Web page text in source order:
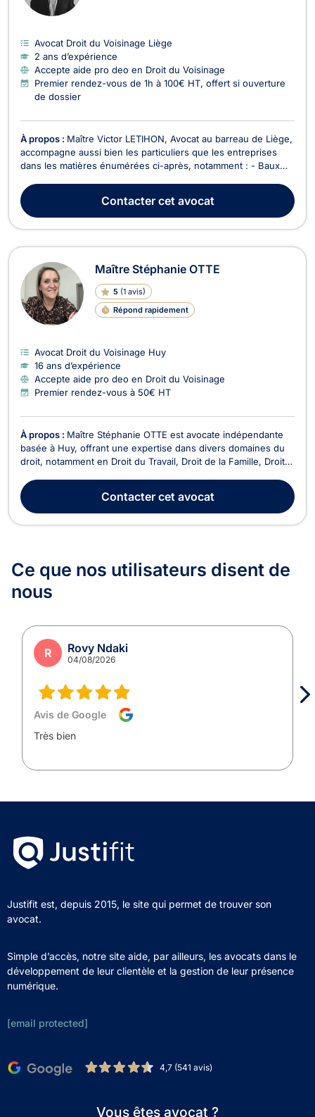
Avocat Droit du Voisinage Liège
2 ans d’expérience
Accepte aide pro deo en Droit du Voisinage
Premier rendez-vous de 1h à 100€ HT, offert si ouverture
de dossier
À propos : Maître Victor LETIHON, Avocat au barreau de Liège,
accompagne aussi bien les particuliers que les entreprises
dans les matières énumérées ci-après, notamment : - Baux
défense des bailleurs et des locataires dans le cadre de litiges
locatifs, notamment en matière d’expul...
Contactercet avocat
Maître Stéphanie OTTE
5 (1 avis)
Répond rapidement
Avocat Droit du Voisinage Huy
16 ans d’expérience
Accepte aide pro deo en Droit du Voisinage
Premier rendez-vous à 50€ HT
À propos : Maître Stéphanie OTTE est avocate indépendante
basée à Huy, offrant une expertise dans divers domaines du
droit, notamment en Droit du Travail, Droit de la Famille, Droit
Successions, Divorce, Droit de la Sécurité Sociale, Droit du
Voisinage, Dommage Corporel et Respo...
Contactercet avocat
Ce que nos utilisateurs disent de
nous
R Rovy Ndaki
04/08/2026
Avis de Google
Très bien
Justifit est, depuis 2015, le site qui permet de trouver son
avocat.
Simple d’accès, notre site aide, par ailleurs, les avocats dans le
développement de leur clientèle et la gestion de leur présence
numérique.
[email protected]
4,7 (541 avis)
Vous êtes avocat ?